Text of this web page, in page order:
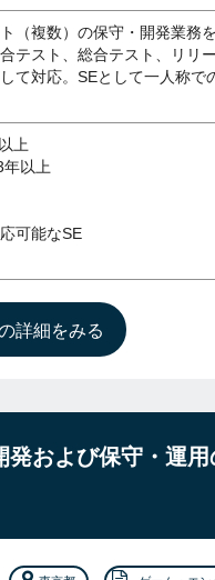
（複数）の保守・開発業務を
テスト、総合テスト、リリ
て対応。SEとして一人称で
上
年以上
可能なSE
詳細をみる
発および保守・運用